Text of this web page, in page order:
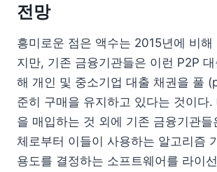
전망
흥미로운 점은 액수는 2015년에 비해
지만, 기존 금융기관들은 이런 P2P
해 개인 및 중소기업 대출 채권을 풀
준히 구매을 유지하고 있다는 것이다
을 매입하는 것 외에 기존 금융기관들
체로부터 이들이 사용하는 알고리즘
용도를 결정하는 소프트웨어를 라이